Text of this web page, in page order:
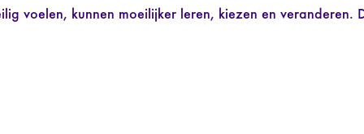
voelen, kunnen moeilijker leren, kiezen en veranderen.